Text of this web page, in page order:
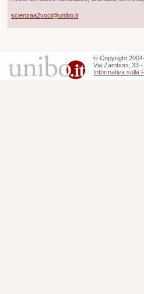
scienzaa2voci@unibo.it
©Copyright
Via Zamboni, 33
Informativa sulla